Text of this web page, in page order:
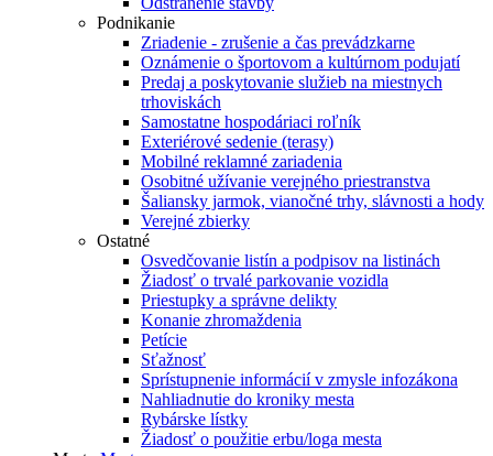
Podnikanie
Zriadenie - zrušenie a čas prevádzkarne
Oznámenie o športovom a kultúrnom podujatí
Predaj a poskytovanie služieb na miestnych
trhoviskách
Samostatne hospodáriaci roľník
Exteriérové sedenie (terasy)
Mobilné reklamné zariadenia
Osobitné užívanie verejného priestranstva
Šaliansky jarmok, vianočné trhy, slávnosti a hody
Verejné zbierky
Ostatné
Osvedčovanie listín a podpisov na listinách
Žiadosť o trvalé parkovanie vozidla
Priestupky a správne delikty
Konanie zhromaždenia
Petície
Sťažnosť
Sprístupnenie informácií v zmysle infozákona
Nahliadnutie do kroniky mesta
Rybárske lístky
Žiadosť o použitie erbu/loga mesta